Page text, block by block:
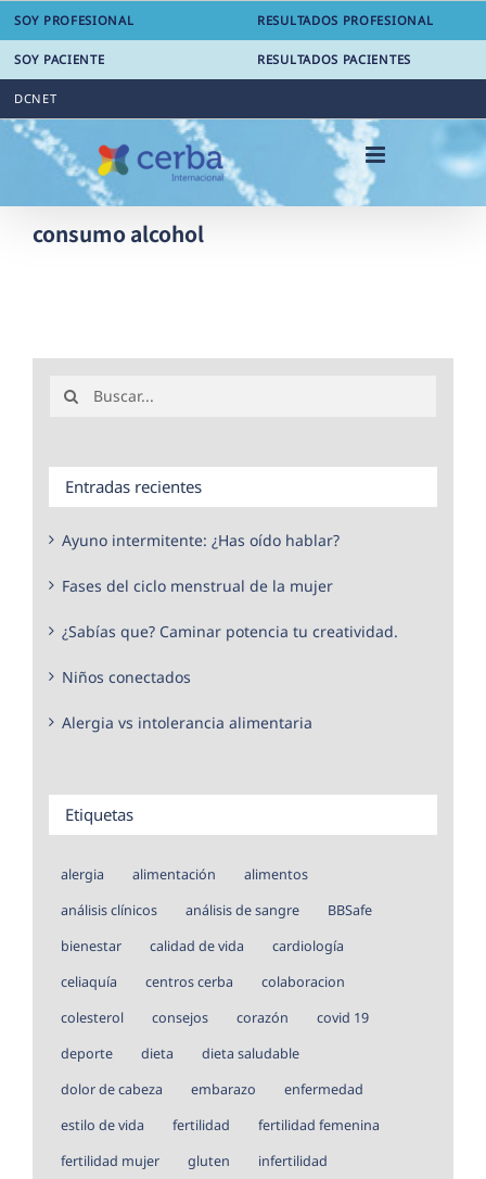
Saltar
contenido
SOY PROFESIONAL RESULTADOS PROFESIONAL
SOY PACIENTE RESULTADOS PACIENTES
DCNET
consumo alcohol
Entradas recientes
Ayuno intermitente: ¿Has oído hablar?
Fases del ciclo menstrual de la mujer
¿Sabías que? Caminar potencia tu creatividad.
Niños conectados
Alergia vs intolerancia alimentaria
Etiquetas
alergia alimentación
alimentos
análisis clínicos
análisis de sangre
BBSafe
bienestar
calidad de vida
cardiología
celiaquía
centros cerba
colaboracion
colesterol
consejos corazón
covid 19
deporte
dieta
dieta saludable
dolor de cabeza
embarazo
enfermedad
estilo de vida
fertilidad
fertilidad femenina
fertilidad mujer
gluten
infertilidad